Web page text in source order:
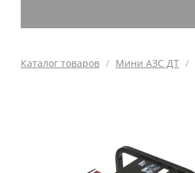
Каталог товаров / Мини АЗС ДТ /